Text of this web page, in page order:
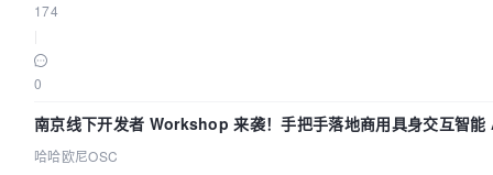
174
0
南京线下开发者 Workshop 来袭！手把手落地商用具身交互智
哈哈欧尼OSC